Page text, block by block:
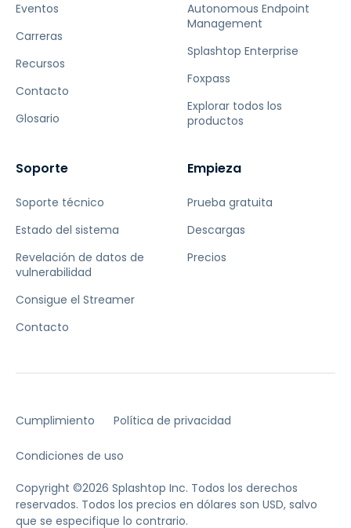
Eventos
Carreras
Recursos
Contacto
Glosario
Autonomous Endpoint
Management
Splashtop Enterprise
Foxpass
Explorar todos los
productos
Soporte
Soporte técnico
Estado del sistema
Revelación de datos de
vulnerabilidad
Consigue el Streamer
Contacto
Empieza
Prueba gratuita
Descargas
Precios
Cumplimiento Política de privacidad
Condiciones de uso
Copyright ©2026 Splashtop Inc. Todos los derechos
reservados. Todos los precios en dólares son USD, salvo
que se especifique lo contrario.